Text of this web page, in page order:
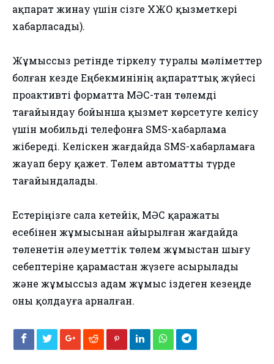
ақпарат жинау үшін сізге ХЖҚО қызметкері
хабарласады).
Жұмыссыз ретінде тіркелу туралы мәліметтер
болған кезде Еңбекминінің ақпараттық жүйесі
проактивті форматта МӘСҚ-тан төлемді
тағайындау бойынша қызмет көрсетуге келісу
үшін мобильді телефонға SMS-хабарлама
жібереді. Келіскен жағдайда SMS-хабарламаға
жауап беру қажет. Төлем автоматты түрде
тағайындалады.
Естеріңізге сала кетейік, МӘСҚ қаражаты
есебінен жұмысынан айырылған жағдайда
төленетін әлеуметтік төлем жұмыстан шығу
себептеріне қарамастан жүзеге асырылады
және жұмыссыз адам жұмыс іздеген кезеңде
оны қолдауға арналған.